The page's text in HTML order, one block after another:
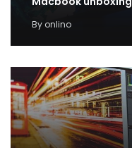
By onlino